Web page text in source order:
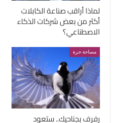
لماذا أراقب صناعة الكابلات
أكثر من بعض شركات الذكاء
الاصطناعي؟
مساحة حرة
رفرف بجناحيك.. ستعود